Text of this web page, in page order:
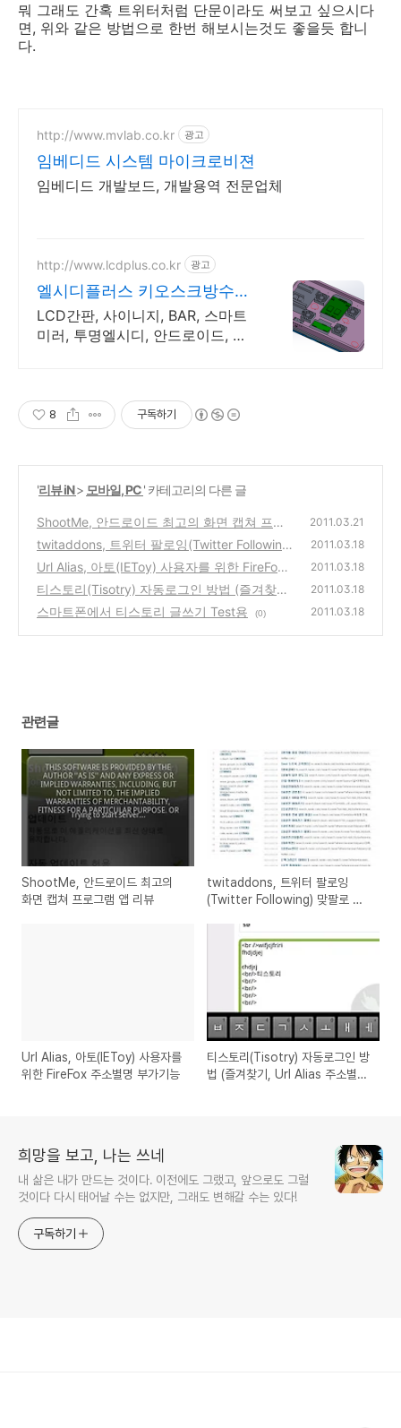
뭐 그래도 간혹 트위터처럼 단문이라도 써보고 싶으시다
면, 위와 같은 방법으로 한번 해보시는것도 좋을듯 합니
다.
http://www.mvlab.co.kr 광고
임베디드 시스템 마이크로비젼
임베디드 개발보드, 개발용역 전문업체
http://www.lcdplus.co.kr 광고
엘시디플러스 키오스크방수함
체
LCD간판, 사이니지, BAR, 스마트
미러, 투명엘시디, 안드로이드, 고
8 구독하기
'리뷰 iN> 모바일, PC' 카테고리의 다른 글
ShootMe, 안드로이드 최고의 화면 캡쳐 프로
그램 앱 리뷰
(0)
2011.03.21
twitaddons, 트위터 팔로잉(Twitter Followin
g) 맞팔로 팔로어(Follower) 늘리기
(0)
2011.03.18
Url Alias, 아토(IEToy) 사용자를 위한 FireFox
주소별명 부가기능
(4)
2011.03.18
티스토리(Tisotry) 자동로그인 방법 (즐겨찾기,
Url Alias 주소별명)
(0)
2011.03.18
스마트폰에서 티스토리 글쓰기 Test용 (0) 2011.03.18
관련글
ShootMe, 안드로이드 최고의
화면 캡쳐 프로그램 앱 리뷰
twitaddons, 트위터 팔로잉
(Twitter Following) 맞팔로 팔
Url Alias, 아토(IEToy) 사용자를
위한 FireFox 주소별명 부가기능
티스토리(Tisotry) 자동로그인 방
법 (즐겨찾기, Url Alias 주소별
희망을 보고, 나는 쓰네
내 삶은 내가 만드는 것이다. 이전에도 그랬고, 앞으로도 그럴
것이다 다시 태어날 수는 없지만, 그래도 변해갈 수는 있다!
구독하기